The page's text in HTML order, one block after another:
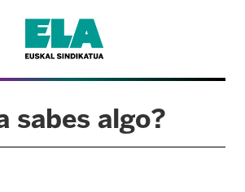
sabes algo?